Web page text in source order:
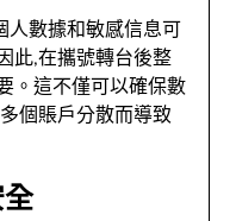
人數據和敏感信息可
此,在攜號轉台後整
。這不僅可以確保數
個賬戶分散而導致